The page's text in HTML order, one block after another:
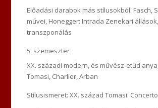
Előadási darabok más stílusokból: Fasch,
művei, Honegger: Intrada Zenekari állások,
transzponálás
szemeszter
XX. századi modern, és művész-etűd
Tomasi, Charlier, Arban
Stílusismeret: XX. század Tomasi: